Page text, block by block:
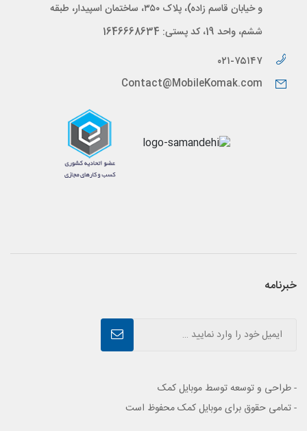
و خیابان قاسم زاده)، پلاک ۳۵۰، ساختمان اسپیدار، طبقه
ششم، واحد 19، کد پستی: 1646668634
۰۲۱-۷۵۱۴۷
Contact@MobileKomak.com
خبرنامه
- طراحی و توسعه توسط موبایل کمک
- تمامی حقوق برای موبایل کمک محفوظ است